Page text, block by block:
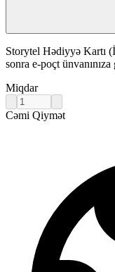
Storytel Hədiyyə Kartı
sonra e-poçt
Miqdar
Cəmi Qiymət